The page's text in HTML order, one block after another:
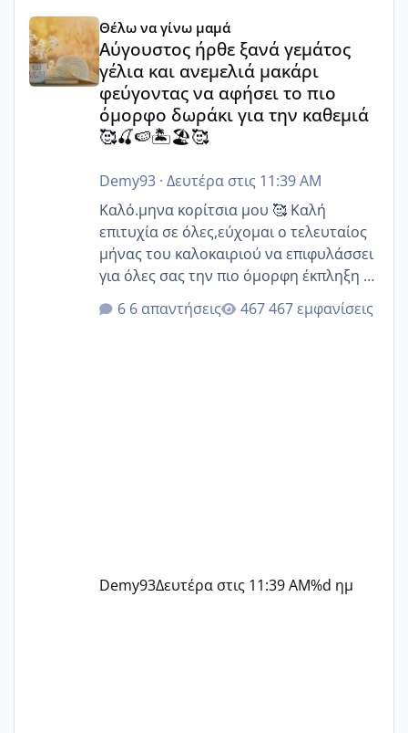
Αύγουστος ήρθε ξανά γεμάτος γέλια και ανεμελιά
Θέλω να γίνω μαμά
Αύγουστος ήρθε ξανά γεμάτος
γέλια και ανεμελιά μακάρι
φεύγοντας να αφήσει το πιο
όμορφο δωράκι για την καθεμιά
🥰🍒🍉🏝️🏖️🥰
Demy93· Δευτέρα στις 11:39 AM
Καλό.μηνα κορίτσια μου 🥰 Καλή
επιτυχία σε όλες,εύχομαι ο τελευταίος
μήνας του καλοκαιριού να επιφυλάσσει
για όλες σας την πιο όμορφη έκπληξη 🧿
@Elk @Melikara86 @Παρασκευαιδου
@Zenia z @melitiniღ @Christi.D.
6 απαντήσεις 467 εμφανίσεις
Demy93Δευτέρα στις 11:39 AM%d ημ